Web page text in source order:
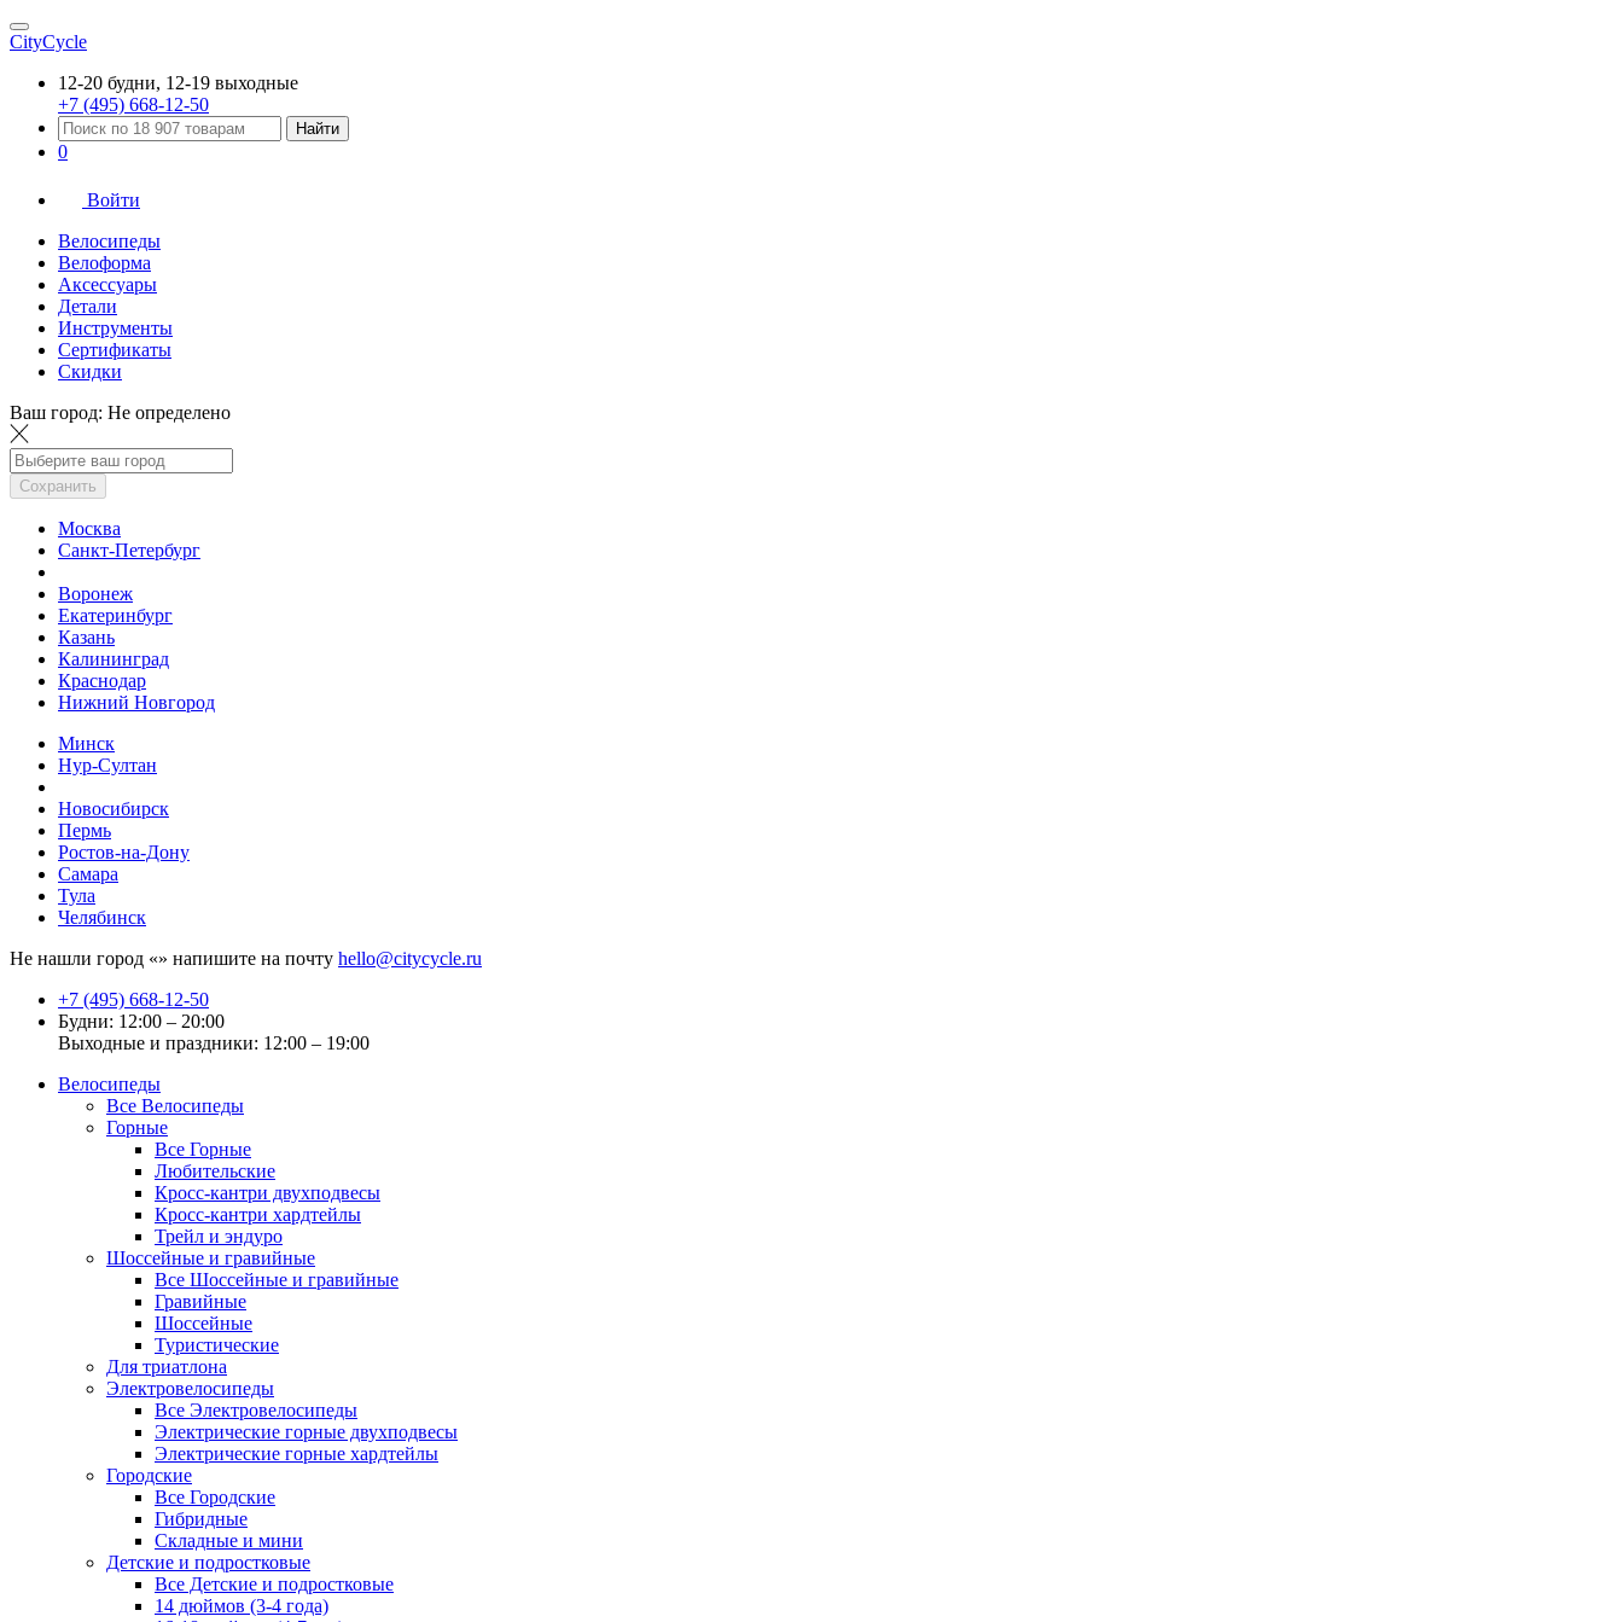
CityCycle
12-20 будни, 12-19 выходные
+7 (495) 668-12-50
Найти
0
Войти
Велосипеды
Велоформа
Аксессуары
Детали
Инструменты
Сертификаты
Скидки
Ваш город: Не определено
Сохранить
Москва
Санкт-Петербург
Воронеж
Екатеринбург
Казань
Калининград
Краснодар
Нижний Новгород
Минск
Нур-Султан
Новосибирск
Пермь
Ростов-на-Дону
Самара
Тула
Челябинск
Не нашли город «» напишите на почту hello@citycycle.ru
+7 (495) 668-12-50
Будни: 12:00 – 20:00
Выходные и праздники: 12:00 – 19:00
Велосипеды
Все Велосипеды
Горные
Все Горные
Любительские
Кросс-кантри двухподвесы
Кросс-кантри хардтейлы
Трейл и эндуро
Шоссейные и гравийные
Все Шоссейные и гравийные
Гравийные
Шоссейные
Туристические
Для триатлона
Электровелосипеды
Все Электровелосипеды
Электрические горные двухподвесы
Электрические горные хардтейлы
Городские
Все Городские
Гибридные
Складные и мини
Детские и подростковые
Все Детские и подростковые
14 дюймов (3-4 года)